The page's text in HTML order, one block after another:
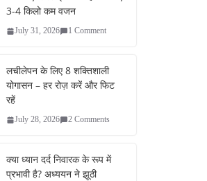
3-4 किलो कम वजन
July 31, 2026 1 Comment
लचीलेपन के लिए 8 शक्तिशाली
योगासन – हर रोज़ करें और फिट
रहें
July 28, 2026 2 Comments
क्या ध्यान दर्द निवारक के रूप में
प्रभावी है? अध्ययन ने झूठी